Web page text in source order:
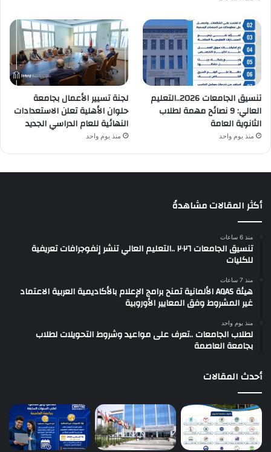
تنسيق الجامعات 2026..التعليم
العالي: 9 نصائح مهمة لطلاب
الثانوية العامة
منذ يوم واحد
لجنة تسيير الأعمال بجامعة
حلوان الأهلية تعلن الاستعدادات
النهائية للعام الدراسي الجديد
منذ يوم واحد
أكثر المقالات مشاهدةً
منذ 6 ساعات
تنسيق الجامعات ٢٠٢٦ ..التعليم العالي تنشر إنفوجرافات تعريفية
للكليات
منذ 7 ساعات
هيئة AQAS الألمانية تمنح برامج الإعلام بالأكاديمية العربية الاعتماد
غير المشروط وفق المعايير الأوروبية
منذ يوم واحد
لطلاب الجامعات ..تعرف على مواعيد وشروط التحويلات لطلاب
بجامعة العاصمة
أحدث المقالات